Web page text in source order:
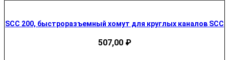
SCC 200, быстроразъемный хомут для круглых каналов SCC
507,00 ₽